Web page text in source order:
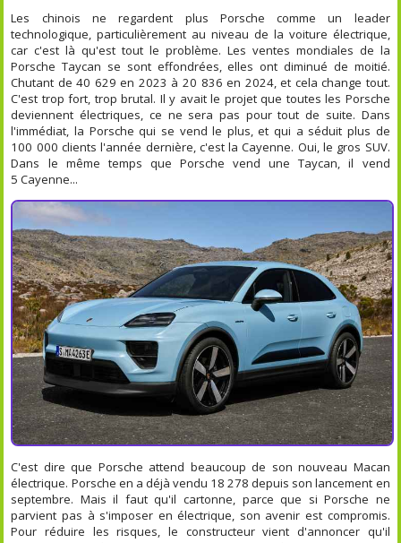
Les chinois ne regardent plus Porsche comme un leader
technologique, particulièrement au niveau de la voiture électrique,
car c'est là qu'est tout le problème. Les ventes mondiales de la
Porsche Taycan se sont effondrées, elles ont diminué de moitié.
Chutant de 40 629 en 2023 à 20 836 en 2024, et cela change tout.
C'est trop fort, trop brutal. Il y avait le projet que toutes les Porsche
deviennent électriques, ce ne sera pas pour tout de suite. Dans
l'immédiat, la Porsche qui se vend le plus, et qui a séduit plus de
100 000 clients l'année dernière, c'est la Cayenne. Oui, le gros SUV.
Dans le même temps que Porsche vend une Taycan, il vend
5 Cayenne...
C'est dire que Porsche attend beaucoup de son nouveau Macan
électrique. Porsche en a déjà vendu 18 278 depuis son lancement en
septembre. Mais il faut qu'il cartonne, parce que si Porsche ne
parvient pas à s'imposer en électrique, son avenir est compromis.
Pour réduire les risques, le constructeur vient d'annoncer qu'il